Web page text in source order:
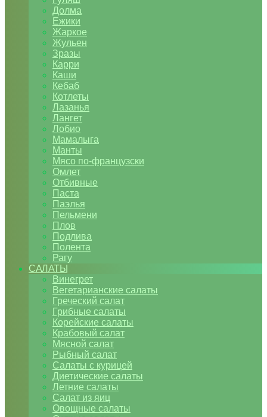
Долма
Ежики
Жаркое
Жульен
Зразы
Карри
Каши
Кебаб
Котлеты
Лазанья
Лангет
Лобио
Мамалыга
Манты
Мясо по-французски
Омлет
Отбивные
Паста
Паэлья
Пельмени
Плов
Подлива
Полента
Рагу
САЛАТЫ
Винегрет
Вегетарианские салаты
Греческий салат
Грибные салаты
Корейские салаты
Крабовый салат
Мясной салат
Рыбный салат
Салаты с курицей
Диетические салаты
Летние салаты
Салат из яиц
Овощные салаты